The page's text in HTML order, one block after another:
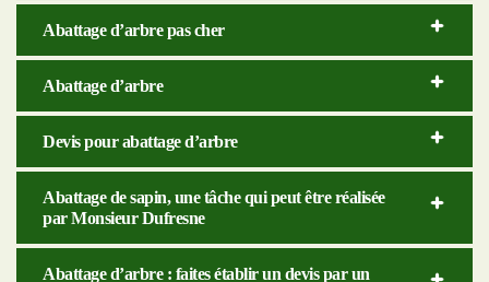
Abattage d’arbre pas cher
Abattage d’arbre
Devis pour abattage d’arbre
Abattage de sapin, une tâche qui peut être réalisée
par Monsieur Dufresne
Abattage d’arbre : faites établir un devis par un